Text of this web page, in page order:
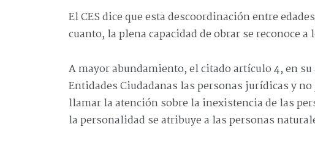
El CES dice que esta descoordinación entre
cuanto, la plena capacidad de obrar se reconoce
A mayor abundamiento, el citado artículo 4, en
Entidades Ciudadanas las personas jurídicas y
llamar la atención sobre la inexistencia de las
la personalidad se atribuye a las personas